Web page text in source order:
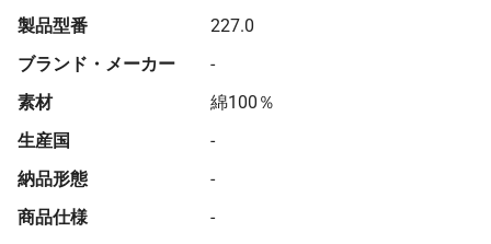
製品型番
227.0
ブランド・メーカー
-
素材
綿100％
生産国
-
納品形態
-
商品仕様
-